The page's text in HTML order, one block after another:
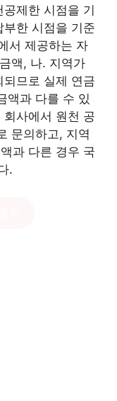
제한 시점을 기
한 시점을 기준
서 제공하는 자
액, 나. 지역가
므로 실제 연금
액과 다를 수 있
사에서 원천 공
문의하고, 지역
과 다른 경우 국
.